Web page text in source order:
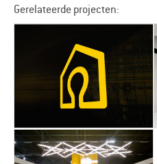
Gerelateerde projecten: